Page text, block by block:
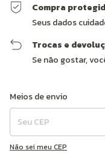
Compra
Seus dados
Trocas e
Se não gostar,
Entregas para o CEP:
Meios de envio
Não sei meu CEP